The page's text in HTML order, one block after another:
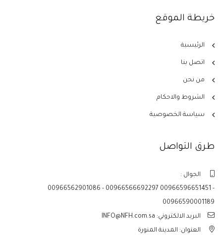
خريطة الموقع
الرئيسية
اتصل بنا
من نحن
الشروط والاحكام
سياسة الخصوصية
طرق التواصل
الجوال :
00966562901086 - 00966566692297 00966596651451 -
00966590001189
البريد الالكتروني: INFO@NFH.com.sa
العنوان: المدينة المنورة